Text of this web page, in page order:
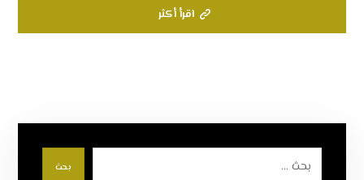
اقرأ أكثر
بحث